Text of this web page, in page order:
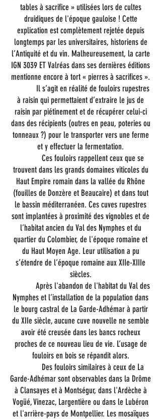
tables à sacrifice » utilisées lors de cultes
druidiques de l'époque gauloise ! Cette
explication est complètement rejetée depuis
longtemps par les universitaires, historiens de
l’Antiquité et du vin. Malheureusement, la carte
IGN 3039 ET Valréas dans ses dernières éditions
mentionne encore à tort « pierres à sacrifices ».
Il s’agit en réalité de fouloirs rupestres
à raisin qui permettaient d’extraire le jus de
raisin par piétinement et de récupérer celui-ci
dans des récipients (outres en peau, poteries ou
tonneaux ?) pour le transporter vers une ferme
et y effectuer la fermentation.
Ces fouloirs rappellent ceux que se
trouvent dans les grands domaines viticoles du
Haut Empire romain dans la vallée du Rhône
(fouilles de Donzère et Beaucaire) et dans tout
le bassin méditerranéen. Ces cuves rupestres
sont implantées à proximité des vignobles et de
l’habitat ancien du Val des Nymphes et du
quartier du Colombier, de l'époque romaine et
du Haut Moyen Age. Leur utilisation a pu
s’étendre de l’époque romaine aux XIIe-XIIIe
siècles.
Après l'abandon de l'habitat du Val des
Nymphes et l’installation de la population dans
le bourg castral de La Garde-Adhémar à partir
du XIIe siècle, aucune cuve nouvelle ne semble
avoir été creusée dans les bancs rocheux
proches de ce nouveau lieu de vie. L’usage de
fouloirs en bois se répandit alors.
Des fouloirs similaires à ceux de La
Garde-Adhémar sont observables dans la Drôme
à Clansayes et à Montségur, dans l'Ardèche à
Vogüé, Vinezac, Largentière ou dans le Lubéron
et l'arrière-pays de Montpellier. Les mosaïques